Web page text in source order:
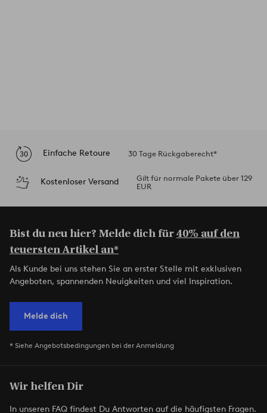
Einfache Retoure 30 Tage Rückgaberecht*
Kostenloser Versand
Gilt für normale Pakete über 129
EUR
Bist du neu hier? Melde dich für40% auf den
teuersten Artikel an*
Als Kunde bei uns stehen Sie an erster Stelle mit exklusiven
Angeboten, spannenden Neuigkeiten und viel Inspiration.
Melde dich
* Siehe Angebotsbedingungen bei der Anmeldung
Wir helfen Dir
In unseren FAQ findest Du Antworten auf die häufigsten Fragen.